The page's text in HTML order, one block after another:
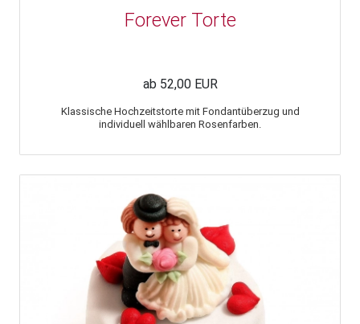
Forever Torte
ab 52,00 EUR
Klassische Hochzeitstorte mit Fondantüberzug und
individuell wählbaren Rosenfarben.